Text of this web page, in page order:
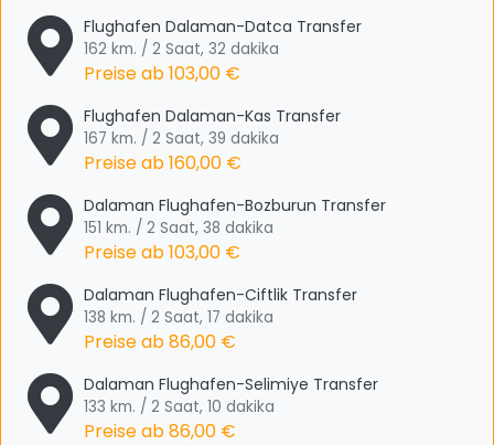
Flughafen Dalaman-Datca Transfer
162 km. / 2 Saat, 32 dakika
Preise ab103,00 €
Flughafen Dalaman-Kas Transfer
167 km. / 2 Saat, 39 dakika
Preise ab160,00 €
Dalaman Flughafen-Bozburun Transfer
151 km. / 2 Saat, 38 dakika
Preise ab103,00 €
Dalaman Flughafen-Ciftlik Transfer
138 km. / 2 Saat, 17 dakika
Preise ab86,00 €
Dalaman Flughafen-Selimiye Transfer
133 km. / 2 Saat, 10 dakika
Preise ab86,00 €